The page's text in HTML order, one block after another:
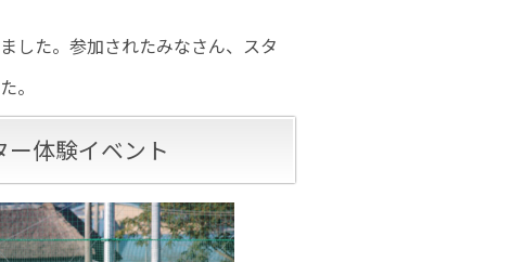
した。参加されたみなさん、スタ
。
体験イベント